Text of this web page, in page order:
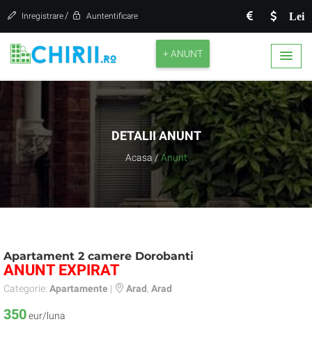
Lei
Inregistrare / Auntentificare
+ ANUNT
DETALII ANUNT
Acasa / Anunt
Apartament 2 camere Dorobanti
ANUNT EXPIRAT
Categorie: Apartamente | Arad Arad
350eur/luna